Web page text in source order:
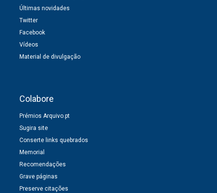
Últimas novidades
Twitter
Facebook
Vídeos
Material de divulgação
Colabore
Prémios Arquivo.pt
Sugira site
Conserte links quebrados
Memorial
Recomendações
Grave páginas
Preserve citações